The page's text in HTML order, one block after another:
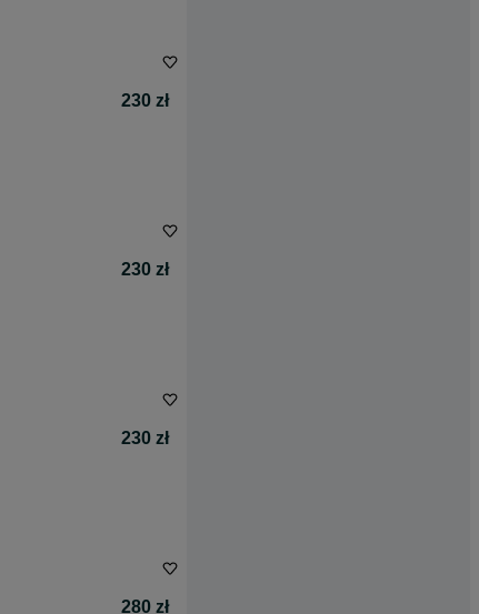
230 zł
230 zł
230 zł
280 zł